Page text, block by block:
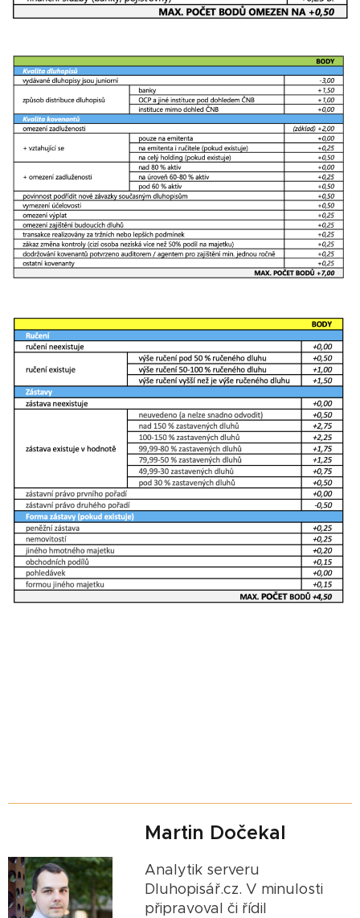
Martin Dočekal
Analytik serveru
Dluhopisář.cz. V minulosti
připravoval či řídil